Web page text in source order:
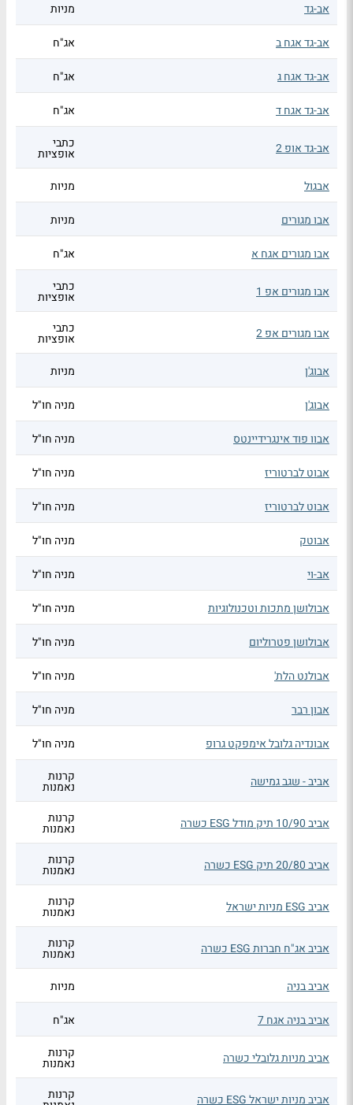
אב-גד מניות
אב-גד אגח ב אג"ח
אב-גד אגח ג אג"ח
אב-גד אגח ד אג"ח
אב-גד אופ 2 כתבי
אופציות
אבגול
מניות
אבו מגורים מניות
אבו מגורים אגח א אג"ח
אבו מגורים אפ 1 כתבי
אופציות
אבו מגורים אפ 2 כתבי
אופציות
אבוג'ן
מניות
אבוג'ן מניה חו"ל
אבוו פוד אינגרידיינטס מניה חו"ל
אבוט לברטוריז מניה חו"ל
אבוט לברטוריז מניה חו"ל
אבוטק מניה חו"ל
אב-וי מניה חו"ל
אבולושן מתכות וטכנולוגיות מניה חו"ל
אבולושן פטרוליום מניה חו"ל
אבולנט הלת' מניה חו"ל
אבון רבר מניה חו"ל
אבונדיה גלובל אימפקט גרופ מניה חו"ל
אביב - שגב גמישה קרנות
נאמנות
אביב 10/90 תיק מודל ESG כשרה קרנות
נאמנות
אביב 20/80 תיק ESG כשרה קרנות
נאמנות
אביב ESG מניות ישראל קרנות
נאמנות
אביב אג"ח חברות ESG כשרה קרנות
נאמנות
אביב בניה
מניות
אביב בניה אגח 7 אג"ח
אביב מניות גלובלי כשרה קרנות
נאמנות
אביב מניות ישראל ESG כשרה קרנות